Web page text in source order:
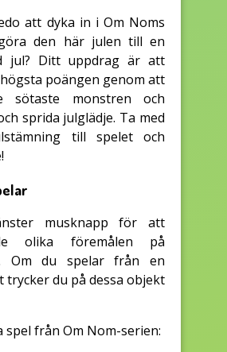
att dyka in i Om Noms
den här julen till en
jul? Ditt uppdrag är att
poängen genom att
sötaste monstren och
sprida julglädje. Ta med
till spelet och
musknapp för att
olika föremålen på
Om du spelar från en
trycker du på dessa objekt
spel från Om Nom-serien: